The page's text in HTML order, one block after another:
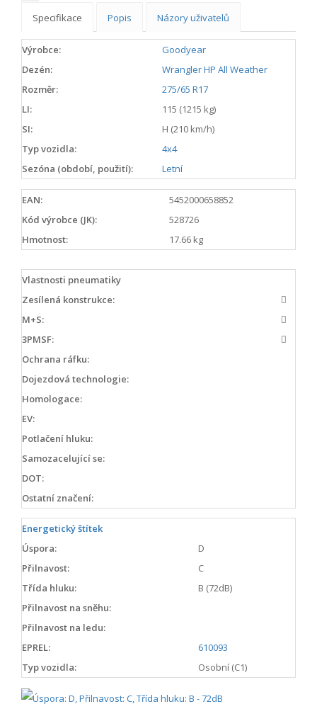
Specifikace Popis Názory uživatelů
Výrobce:
Goodyear
Dezén:
Wrangler HP All Weather
Rozměr:
275/65 R17
LI:
115 (1215 kg)
SI:
H (210 km/h)
Typ vozidla:
4x4
Sezóna (období, použití):
Letní
EAN:
5452000658852
Kód výrobce (JK):
528726
Hmotnost:
17.66 kg
Vlastnosti pneumatiky
Zesílená konstrukce:
M+S:
3PMSF:
Ochrana ráfku:
Dojezdová technologie:
Homologace:
EV:
Potlačení hluku:
Samozacelující se:
DOT:
Ostatní značení:
Energetický štítek
Úspora:
D
Přilnavost:
C
Třída hluku:
B (72dB)
Přilnavost na sněhu:
Přilnavost na ledu:
EPREL:
610093
Typ vozidla:
Osobní (C1)